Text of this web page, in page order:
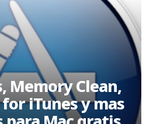
Memory Clean,
iTunes y mas